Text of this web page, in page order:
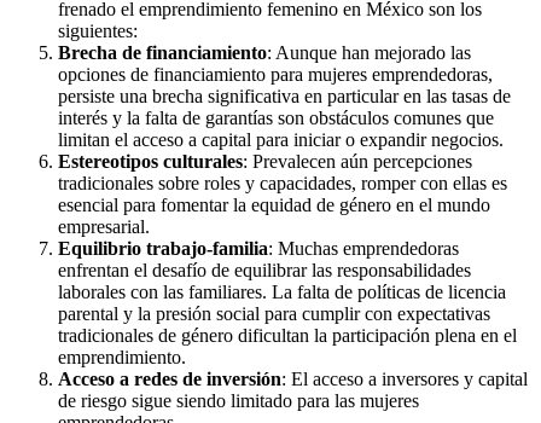
frenado el emprendimiento femenino en México son los
siguientes:
Brecha de financiamiento: Aunque han mejorado las
opciones de financiamiento para mujeres emprendedoras,
persiste una brecha significativa en particular en las tasas de
interés y la falta de garantías son obstáculos comunes que
limitan el acceso a capital para iniciar o expandir negocios.
Estereotipos culturales: Prevalecen aún percepciones
tradicionales sobre roles y capacidades, romper con ellas es
esencial para fomentar la equidad de género en el mundo
empresarial.
Equilibrio trabajo-familia: Muchas emprendedoras
enfrentan el desafío de equilibrar las responsabilidades
laborales con las familiares. La falta de políticas de licencia
parental y la presión social para cumplir con expectativas
tradicionales de género dificultan la participación plena en el
emprendimiento.
Acceso a redes de inversión: El acceso a inversores y capital
de riesgo sigue siendo limitado para las mujeres